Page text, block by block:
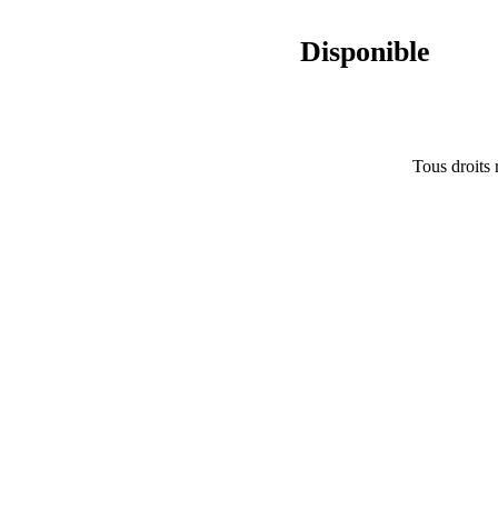
Disponible
Tous droits